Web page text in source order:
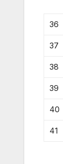
36
37
38
39
40
41